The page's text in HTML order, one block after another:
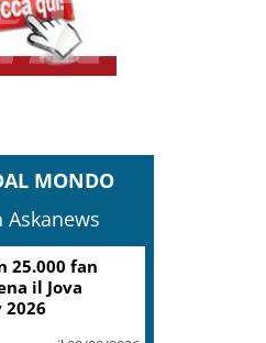
MONDO
25.000 fan
il Jova
2026